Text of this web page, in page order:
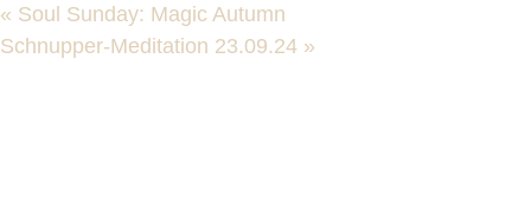
« Soul Sunday: Magic Autumn
Schnupper-Meditation 23.09.24 »